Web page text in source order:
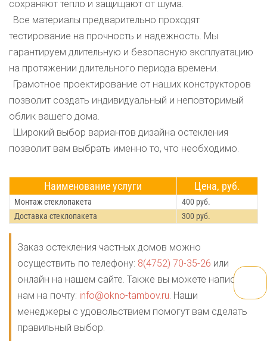
сохраняют тепло и защищают от шума.
Все материалы предварительно проходят
тестирование на прочность и надежность. Мы
гарантируем длительную и безопасную эксплуатацию
на протяжении длительного периода времени.
Грамотное проектирование от наших конструкторов
позволит создать индивидуальный и неповторимый
облик вашего дома.
Широкий выбор вариантов дизайна остекления
позволит вам выбрать именно то, что необходимо.
Наименование услуги Цена, руб.
Монтаж стеклопакета
400 руб.
Доставка стеклопакета
300 руб.
Заказ остекления частных домов можно
осуществить по телефону: 8(4752) 70-35-26 или
онлайн на нашем сайте. Также вы можете написать
нам на почту: info@okno-tambov.ru. Наши
менеджеры с удовольствием помогут вам сделать
правильный выбор.